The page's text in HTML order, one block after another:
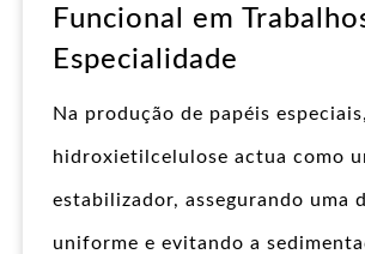
Funcional em
Especialidade
Na produção de papéis
hidroxietilcelulose actua como
estabilizador, assegurando uma
uniforme e evitando a